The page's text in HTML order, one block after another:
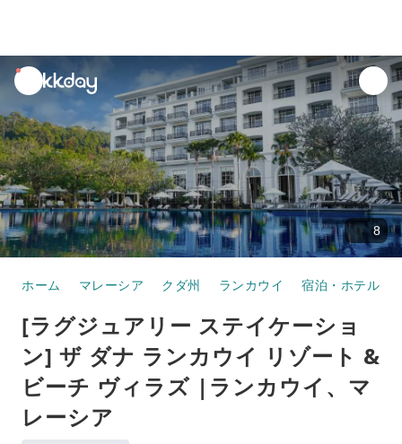
unread
notifications
8
ホーム マレーシア クダ州 ランカウイ 宿泊・ホテル・
[ラグジュアリー ステイケーショ
ン] ザ ダナ ランカウイ リゾート &
ビーチ ヴィラズ |ランカウイ、マ
レーシア